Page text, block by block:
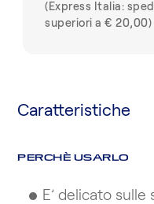
(Express Italia:
superiori a € 20,00)
Caratteristiche
PERCHÈ USARLO
E’ delicato sulle